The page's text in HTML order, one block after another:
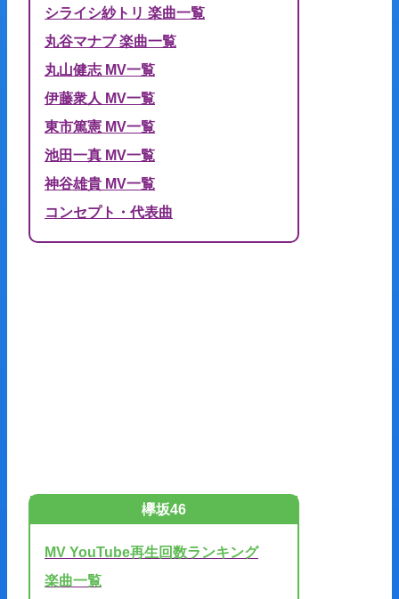
シライシ紗トリ 楽曲一覧
丸谷マナブ 楽曲一覧
丸山健志 MV一覧
伊藤衆人 MV一覧
東市篤憲 MV一覧
池田一真 MV一覧
神谷雄貴 MV一覧
コンセプト・代表曲
欅坂46
MV YouTube再生回数ランキング
楽曲一覧